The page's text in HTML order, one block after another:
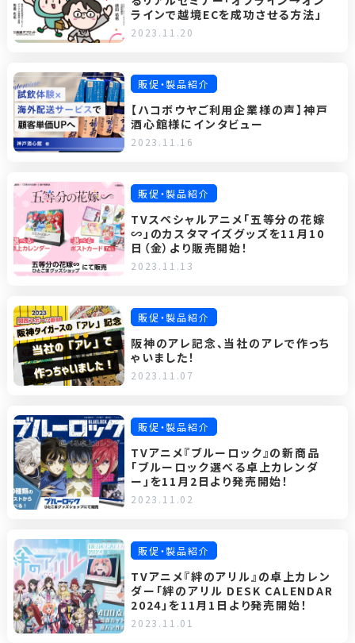
ラインで越境ECを成功させる方法」
2023.11.20
販促・製品紹介
【ハコボウヤご利用企業様の声】神戸
酒心館様にインタビュー
2023.11.16
販促・製品紹介
TVスペシャルアニメ「五等分の花嫁
∽」のカスタマイズグッズを11月10
日（金）より販売開始！
2023.11.13
販促・製品紹介
阪神のアレ記念、当社のアレで作っち
ゃいました！
2023.11.07
販促・製品紹介
TVアニメ『ブルーロック』の新商品
「ブルーロック選べる卓上カレンダ
ー」を11月2日より発売開始！
2023.11.02
販促・製品紹介
TVアニメ『絆のアリル』の卓上カレン
ダー「絆のアリル DESK CALENDAR
2024」を11月1日より発売開始！
2023.11.01